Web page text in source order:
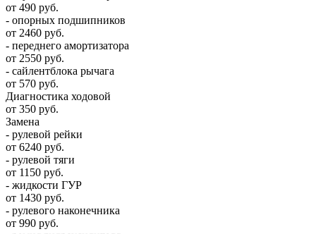
от 490 руб.
- опорных подшипников
от 2460 руб.
- переднего амортизатора
от 2550 руб.
- сайлентблока рычага
от 570 руб.
Диагностика ходовой
от 350 руб.
Замена
- рулевой рейки
от 6240 руб.
- рулевой тяги
от 1150 руб.
- жидкости ГУР
от 1430 руб.
- рулевого наконечника
от 990 руб.